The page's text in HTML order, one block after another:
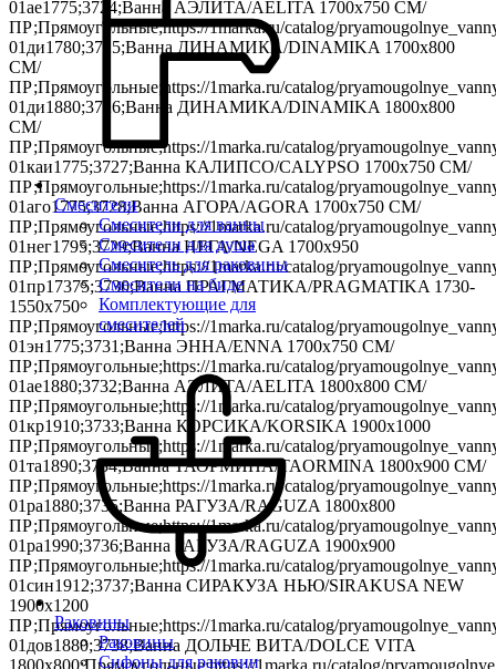
Смесители
Смесители для ванны
Смесители для душа
Смеситель для раковины
Смесители на биде
Комплектующие для
смесителей
Раковины
Раковины
Сифоны для раковин
01ае1775;3724;Ванна АЭЛИТА/AELITA 1700х750 СМ/
ПР;Прямоугольные;https://1marka.ru/catalog/
01ди1780;3725;Ванна ДИНАМИКА/DINAMIKA 1700х800
СМ/
ПР;Прямоугольные;https://1marka.ru/catalog/
01ди1880;3726;Ванна ДИНАМИКА/DINAMIKA 1800х800
СМ/
ПР;Прямоугольные;https://1marka.ru/catalog/
01каи1775;3727;Ванна КАЛИПСО/CALYPSO 1700х750 СМ/
ПР;Прямоугольные;https://1marka.ru/catalog/
01аго1775;3728;Ванна АГОРА/AGORA 1700х750 СМ/
ПР;Прямоугольные;https://1marka.ru/catalog/
01нег1795;3729;Ванна НЕГА/NEGA 1700х950
ПР;Прямоугольные;https://1marka.ru/catalog/
01пр17375;3730;Ванна ПРАГМАТИКА/PRAGMATIKA 1730-
1550х750
ПР;Прямоугольные;https://1marka.ru/catalog/
01эн1775;3731;Ванна ЭННА/ENNA 1700х750 СМ/
ПР;Прямоугольные;https://1marka.ru/catalog/
01ае1880;3732;Ванна АЭЛИТА/AELITA 1800х800 СМ/
ПР;Прямоугольные;https://1marka.ru/catalog/
01кр1910;3733;Ванна КОРСИКА/KORSIKA 1900х1000
ПР;Прямоугольные;https://1marka.ru/catalog/
01та1890;3734;Ванна ТАОРМИНА/TAORMINA 1800х900 СМ/
ПР;Прямоугольные;https://1marka.ru/catalog/
01ра1880;3735;Ванна РАГУЗА/RAGUZA 1800х800
ПР;Прямоугольные;https://1marka.ru/catalog/
01ра1990;3736;Ванна РАГУЗА/RAGUZA 1900х900
ПР;Прямоугольные;https://1marka.ru/catalog/
01син1912;3737;Ванна СИРАКУЗА НЬЮ/SIRAKUSA NEW
1900х1200
ПР;Прямоугольные;https://1marka.ru/catalog/
01дов1880;3738;Ванна ДОЛЬЧЕ ВИТА/DOLCE VITA
1800х800;Прямоугольные;https://1marka.ru/catalog/